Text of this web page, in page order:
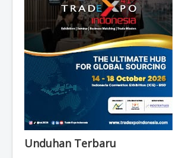
Unduhan Terbaru